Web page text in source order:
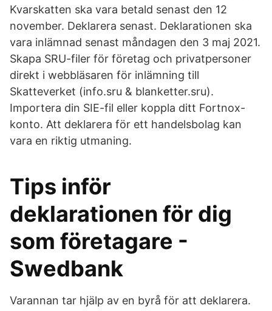
Kvarskatten ska vara betald senast den 12
november. Deklarera senast. Deklarationen ska
vara inlämnad senast måndagen den 3 maj 2021.
Skapa SRU-filer för företag och privatpersoner
direkt i webbläsaren för inlämning till
Skatteverket (info.sru & blanketter.sru).
Importera din SIE-fil eller koppla ditt Fortnox-
konto. Att deklarera för ett handelsbolag kan
vara en riktig utmaning.
Tips inför
deklarationen för dig
som företagare -
Swedbank
Varannan tar hjälp av en byrå för att deklarera.